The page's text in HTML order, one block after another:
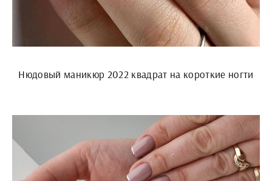
Нюдовый маникюр 2022 квадрат на короткие ногти